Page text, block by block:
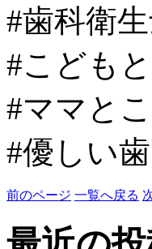
#歯科衛
#こども
#ママと
#優しい
前のページ 一覧へ戻る